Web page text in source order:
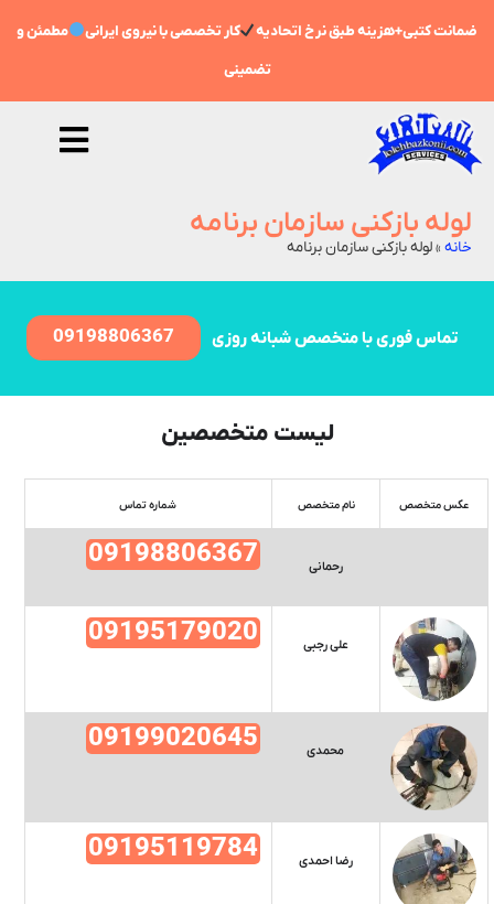
ضمانت کتبی+هزینه طبق نرخ اتحادیه کار تخصصی با نیروی ایرانی مطمئن و
تضمینی
لوله بازکنی سازمان برنامه
خانه»لوله بازکنی سازمان برنامه
تماس فوری با متخصص شبانه روزی 09198806367
لیست متخصصین
عکس متخصص نام متخصص شماره تماس
رحمانی 09198806367
علی رجبی 09195179020
محمدی 09199020645
رضا احمدی 09195119784